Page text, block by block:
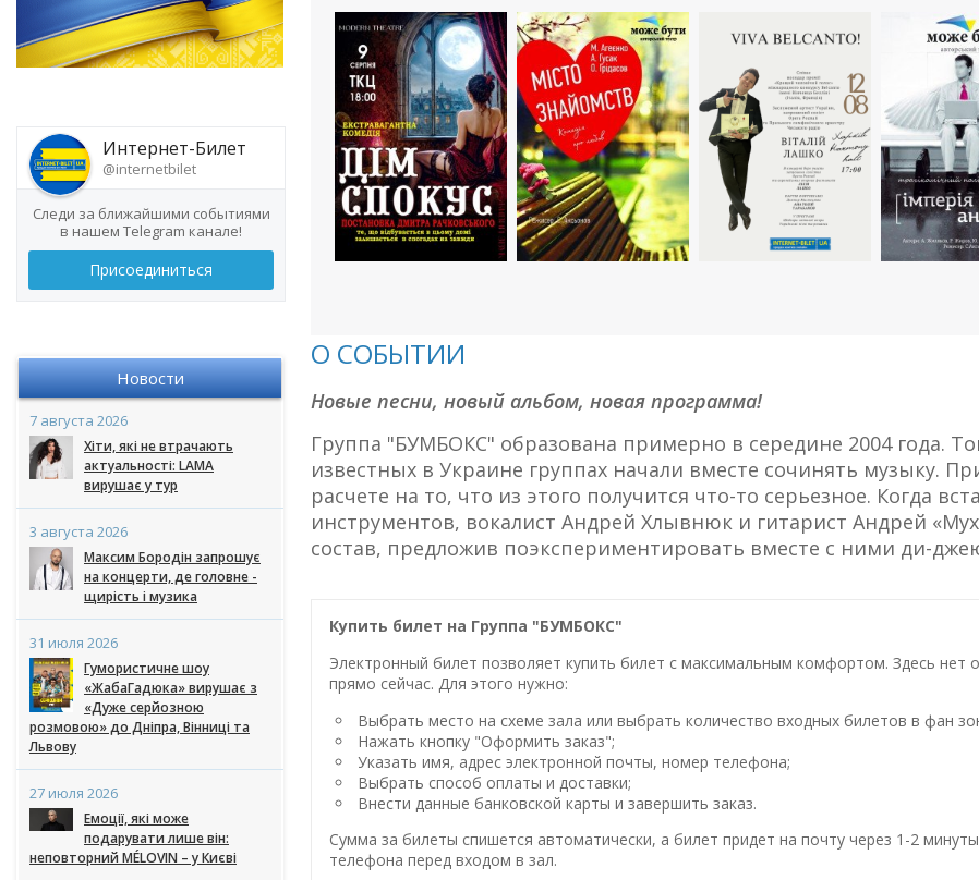
Интернет-Билет
@internetbilet
Следи за ближайшими событиями
в нашем Telegram канале!
Присоединиться
Новости
7 августа 2026
Хіти, які не втрачають
актуальності: LAMA
вирушає у тур
3 августа 2026
Максим Бородін запрошує
на концерти, де головне -
щирість і музика
31 июля 2026
Гумористичне шоу
«ЖабаГадюка» вирушає з
«Дуже серйозною
розмовою» до Дніпра, Вінниці та
Львову
27 июля 2026
Емоції, які може
подарувати лише він:
неповторний MÉLOVIN – у Києві
О СОБЫТИИ
Новые песни, новый альбом, новая программа!
Группа "БУМБОКС" образована примерно в середине 2004 года.
известных в Украине группах начали вместе сочинять музыку.
расчете на то, что из этого получится что-то серьезное. Когда
инструментов, вокалист Андрей Хлывнюк и гитарист Андрей
состав, предложив поэкспериментировать вместе с ними ди-
Купить билет на Группа "БУМБОКС"
Электронный билет позволяет купить билет с максимальным комфортом. Здесь нет
прямо сейчас. Для этого нужно:
Выбрать место на схеме зала или выбрать количество входных билетов в фан
Нажать кнопку "Оформить заказ";
Указать имя, адрес электронной почты, номер телефона;
Выбрать способ оплаты и доставки;
Внести данные банковской карты и завершить заказ.
Сумма за билеты спишется автоматически, а билет придет на почту через 1-2
телефона перед входом в зал.